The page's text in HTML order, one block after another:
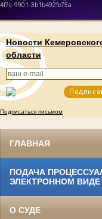
Новости
области
Подписаться письмом
ГЛАВНАЯ
ПОДАЧА
ЭЛЕКТРОННОМ ВИДЕ
О СУДЕ